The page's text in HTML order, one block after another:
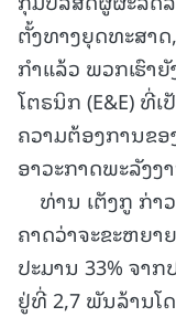
ຕັ້ງທາງຍຸດທະສາ
ກຳແລ້ວ ພວກເຮົາ
ໂຕຣນິກ (E&E) ທີ່
ຄວາມຕ້ອງການຂ
ອາວະກາດພະລັງງ
ທ່ານ ເຕັງກູ ກ່າ
ຄາດວ່າຈະຂະຫຍ
ປະມານ 33% ຈາກ
ຢູ່ທີ່ 2,7 ພັນລ້ານໂ